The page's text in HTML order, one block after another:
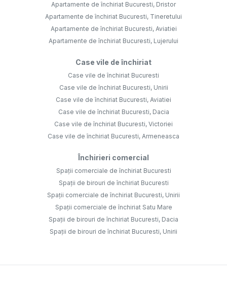
Apartamente de închiriat Bucuresti, Dristor
Apartamente de închiriat Bucuresti, Tineretului
Apartamente de închiriat Bucuresti, Aviatiei
Apartamente de închiriat Bucuresti, Lujerului
Case vile de închiriat
Case vile de închiriat Bucuresti
Case vile de închiriat Bucuresti, Unirii
Case vile de închiriat Bucuresti, Aviatiei
Case vile de închiriat Bucuresti, Dacia
Case vile de închiriat Bucuresti, Victoriei
Case vile de închiriat Bucuresti, Armeneasca
Închirieri comercial
Spații comerciale de închiriat Bucuresti
Spații de birouri de închiriat Bucuresti
Spații comerciale de închiriat Bucuresti, Unirii
Spații comerciale de închiriat Satu Mare
Spații de birouri de închiriat Bucuresti, Dacia
Spații de birouri de închiriat Bucuresti, Unirii